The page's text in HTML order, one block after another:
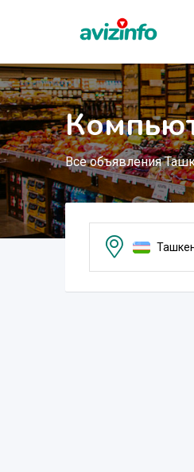
Все объявления